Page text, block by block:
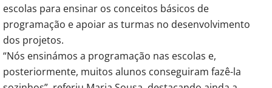
escolas para ensinar os conceitos básicos de
programação e apoiar as turmas no desenvolvimento
dos projetos.
“Nós ensinámos a programação nas escolas e,
posteriormente, muitos alunos conseguiram fazê-la